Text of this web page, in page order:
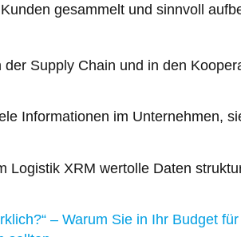
gesammelt und sinnvoll
Supply Chain und in den
Informationen im Unternehmen,
Logistik XRM wertolle Daten
– Warum Sie in Ihr Budget